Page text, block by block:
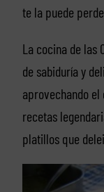
te la puede
La cocina de las
de sabiduría y
aprovechando
recetas
platillos que